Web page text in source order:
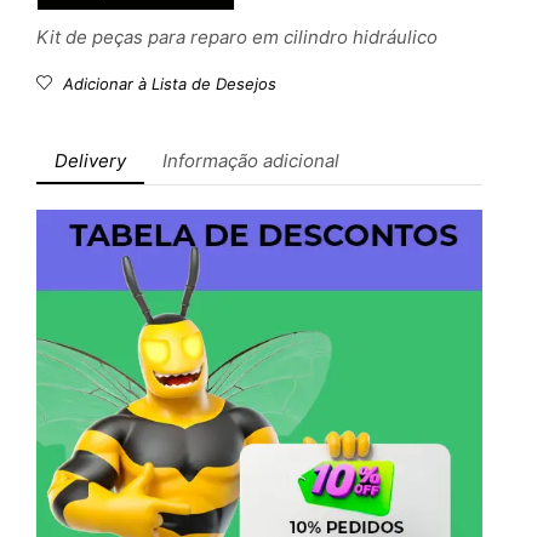
Kit de peças para reparo em cilindro hidráulico
Adicionar à Lista de Desejos
Delivery Informação adicional